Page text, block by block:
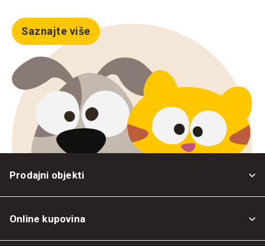
Saznajte više
Prodajni objekti
Online kupovina